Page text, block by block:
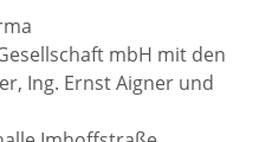
mbH mit den
Ing. Ernst Aigner und